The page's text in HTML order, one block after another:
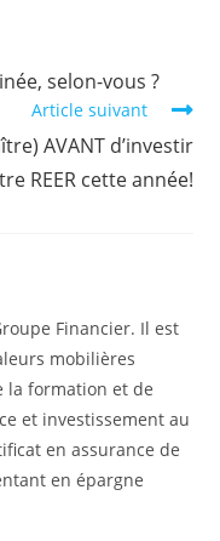
selon-vous ?
Article suivant
AVANT d’investir
REER cette année!
Financier. Il est
mobilières
la formation et de
et investissement au
en assurance de
en épargne